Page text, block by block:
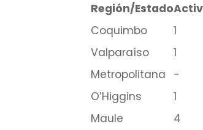
Región/Estado
Coquimbo
1
Valparaíso
1
Metropolitana
-
O’Higgins
1
Maule
4